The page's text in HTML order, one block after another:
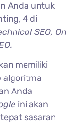
Anda untuk
4 di
SEO, On
memiliki
algoritma
Anda
ini akan
tepat sasaran